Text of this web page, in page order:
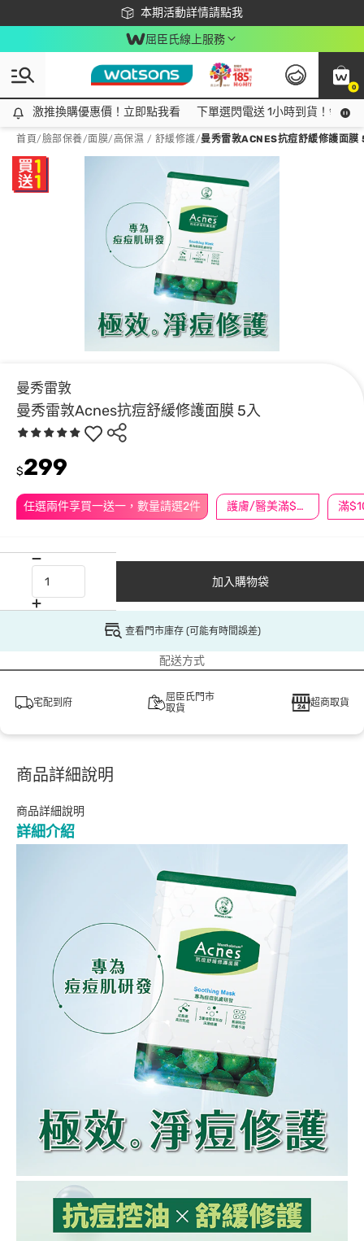
本期活動詳情請點我
下載app最高回饋$350
屈臣氏線上服務
0
激推換購優惠價！立即點我看
激推換購優惠價！立即點我看 下單選閃電送 1小時到貨！領神
首頁/臉部保養/面膜/ 高保濕 / 舒緩修護/曼秀雷敦ACNES抗痘舒緩修護面膜
曼秀雷敦
曼秀雷敦Acnes抗痘舒緩修護面膜 5入
任選兩件享買一送一，數量請選2件 護膚/醫美滿$600送好禮
$299
加入購物袋
查看門市庫存 (可能有時間誤差)
配送方式
宅配到府
屈臣氏門市
取貨
超商取貨
商品詳細說明
商品詳細說明
詳細介紹